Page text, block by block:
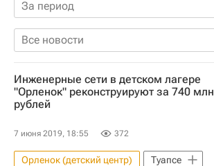
За период
Все новости
Инженерные сети в детском лагере
"Орленок" реконструируют за 740 млн
рублей
7 июня 2019, 18:55 372
Орленок (детский центр)
Туапсе